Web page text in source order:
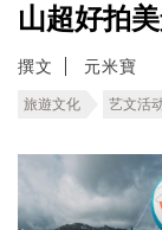
山超好拍
撰文 元米寶
旅遊文化 艺文活